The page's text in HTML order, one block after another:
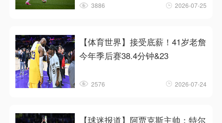
3886 2026-07-25
【体育世界】接受底薪！41岁老詹
今年季后赛38.4分钟&23
2576 2026-07-24
【球迷报道】阿贾克斯主帅：特尔